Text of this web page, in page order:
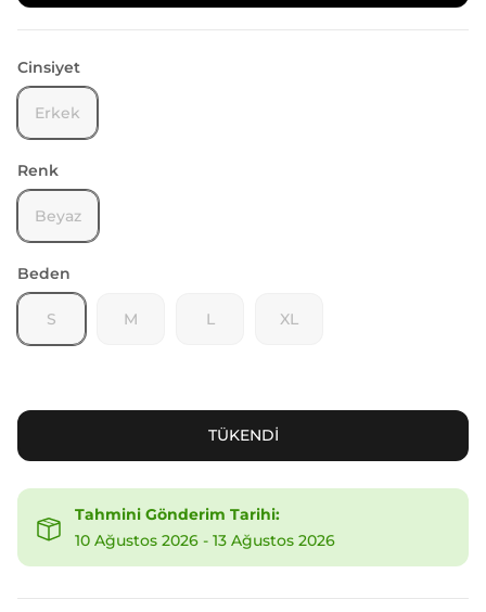
Beden
S M L XL
Renk
Beyaz
Cinsiyet
Erkek
TÜKENDİ
Tahmini Gönderim Tarihi:
10 Ağustos 2026 - 13 Ağustos 2026